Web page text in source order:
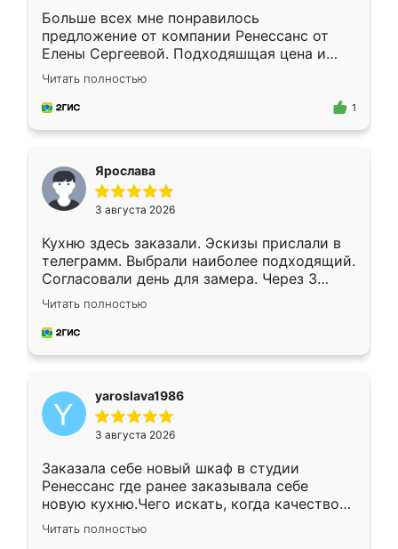
Больше всех мне понравилось
предложение от компании Ренессанс от
Елены Сергеевой. Подходяшщая цена и
короткие сроки изготовления. Приехавший
для замера сотрудник Владислав
предложил по моему эскизу самый
Читать полностью
1
Ярослава
3 августа 2026
Кухню здесь заказали. Эскизы прислали в
телеграмм. Выбрали наиболее подходящий.
Согласовали день для замера. Через 3
недели кухня была уже готова. Остались
довольны работой. Спасибо Ренессанс
мебель за качественную работу!
Читать полностью
yaroslava1986
3 августа 2026
Заказала себе новый шкаф в студии
Ренессанс где ранее заказывала себе
новую кухню.Чего искать, когда качеством
вполне довольна. Служит кухня уже почти
два года, нареканий нет.
Читать полностью